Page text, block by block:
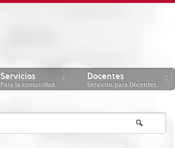
Servicios
Para la comunidad
Docentes
Servicios para Docentes